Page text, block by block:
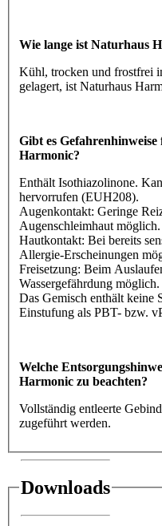
Wie lange ist Naturhaus
Kühl, trocken und frostfrei
gelagert, ist Naturhaus
Gibt es
Harmonic?
Enthält Isothiazolinone.
hervorrufen (EUH208).
Augenkontakt: Geringe
Augenschleimhaut möglich.
Hautkontakt: Bei bereits
Allergie-Erscheinungen
Freisetzung: Beim
Wassergefährdung möglich.
Das Gemisch enthält keine
Einstufung als PBT- bzw.
Welche
Harmonic zu beachten?
Vollständig entleerte
zugeführt werden.
Downloads